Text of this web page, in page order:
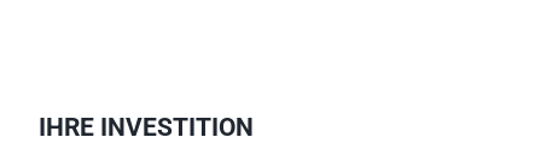
IHRE INVESTITION